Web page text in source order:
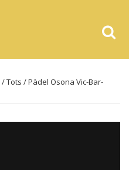
/Tots / Pàdel Osona Vic-Bar-